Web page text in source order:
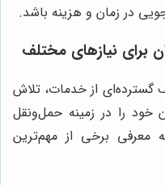
در زمان و هزینه باشد.
برای نیازهای مختلف
گسترده‌ای از خدمات، تلاش
خود را در زمینه حمل‌ونقل
معرفی برخی از مهم‌ترین